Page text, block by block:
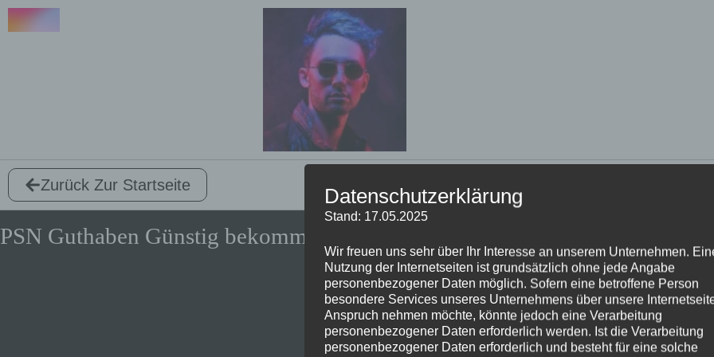
Zurück Zur Startseite
PSN Guthaben Günstig bekommen🔥
Datenschutzerklärung
Stand: 17.05.2025
Wir freuen uns sehr über Ihr Interesse an unserem Unternehmen.
Nutzung der Internetseiten ist grundsätzlich ohne jede Angabe
personenbezogener Daten möglich. Sofern eine betroffene Person
besondere Services unseres Unternehmens über unsere
Anspruch nehmen möchte, könnte jedoch eine Verarbeitung
personenbezogener Daten erforderlich werden. Ist die Verarbeitung
personenbezogener Daten erforderlich und besteht für eine solche